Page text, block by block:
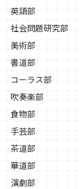
英語部
社会問題研究部
美術部
書道部
コーラス部
吹奏楽部
食物部
手芸部
茶道部
華道部
演劇部